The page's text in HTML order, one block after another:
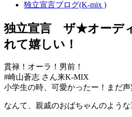
独立宣言ブログ(K-mix )
独立宣言 ザ★オーデ
れて嬉しい！
貫禄！オーラ！男前！
#崎山蒼志 さん来K-MIX
小学生の時、可愛かったー！まだ
なんて、親戚のおばちゃんのような